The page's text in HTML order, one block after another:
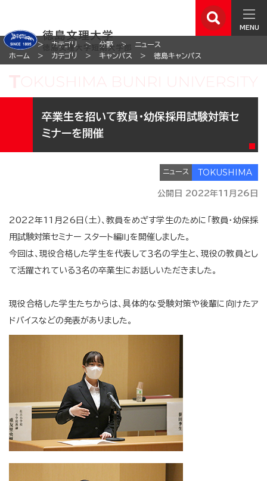
MENU
ホーム カテゴリ 分野
ニュース
ホーム
カテゴリ キャンパス 徳島キャンパス
卒業生を招いて教員・幼保採用試験対策セ
ミナーを開催
ニュース
公開日 2022年11月26日
2022年11月26日（土）、教員をめざす学生のために「教員・幼保採
用試験対策セミナー スタート編Ⅱ」を開催しました。
今回は、現役合格した学生を代表して３名の学生と、現役の教員とし
て活躍されている３名の卒業生にお話しいただきました。
現役合格した学生たちからは、具体的な受験対策や後輩に向けたア
ドバイスなどの発表がありました。